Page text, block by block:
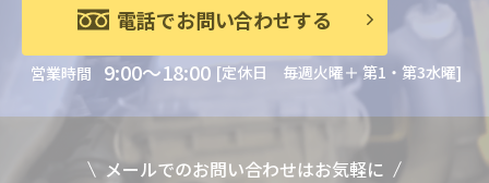
電話でお問い合わせする
営業時間 9:00～18:00 [定休日 毎週火曜＋ 第1・第3水曜]
メールでのお問い合わせはお気軽に